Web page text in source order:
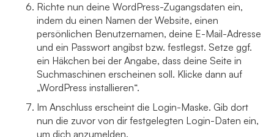
Richte nun deine WordPress-Zugangsdaten ein,
indem du einen Namen der Website, einen
persönlichen Benutzernamen, deine E-Mail-Adresse
und ein Passwort angibst bzw. festlegst. Setze ggf.
ein Häkchen bei der Angabe, dass deine Seite in
Suchmaschinen erscheinen soll. Klicke dann auf
„WordPress installieren“.
Im Anschluss erscheint die Login-Maske. Gib dort
nun die zuvor von dir festgelegten Login-Daten ein,
um dich anzumelden.